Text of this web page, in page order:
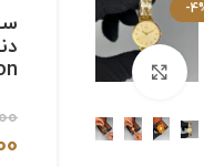
-
برای بزرگنمایی کلیک